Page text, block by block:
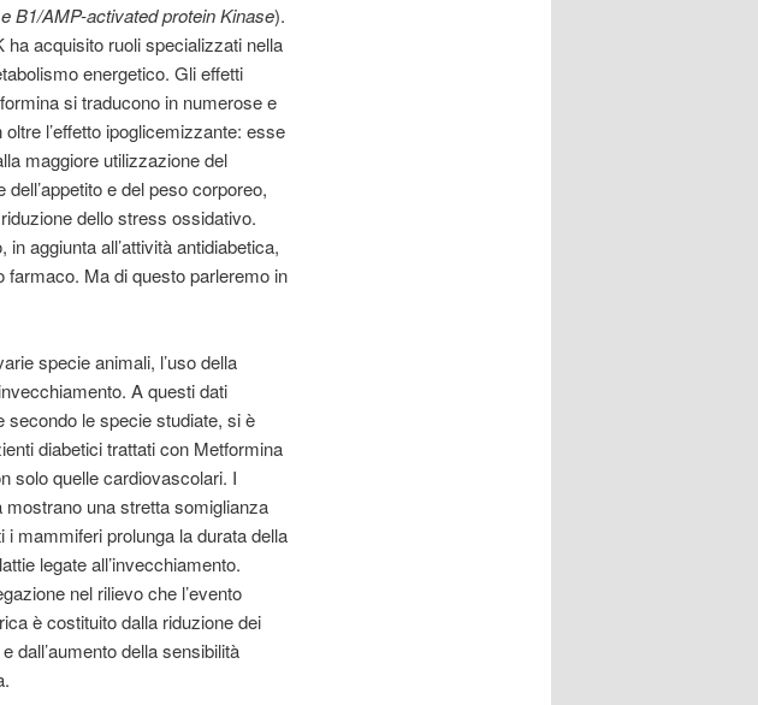
B1/AMP-activated protein Kinase).
acquisito ruoli specializzati nella
energetico. Gli effetti
si traducono in numerose e
l’effetto ipoglicemizzante: esse
maggiore utilizzazione del
e del peso corporeo,
dello stress ossidativo.
aggiunta all’attività antidiabetica,
Ma di questo parleremo in
specie animali, l’uso della
A questi dati
secondo le specie studiate, si è
diabetici trattati con Metformina
solo quelle cardiovascolari. I
una stretta somiglianza
mammiferi prolunga la durata della
legate all’invecchiamento.
nel rilievo che l’evento
è costituito dalla riduzione dei
dall’aumento della sensibilità